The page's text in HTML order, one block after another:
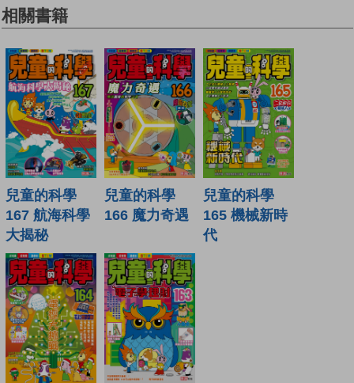
相關書籍
兒童的科學
167 航海科學
大揭秘
兒童的科學
166 魔力奇遇
兒童的科學
165 機械新時
代